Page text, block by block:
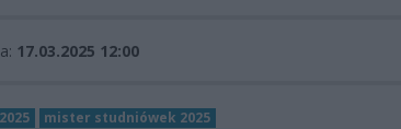
17.03.2025 12:00
mister studniówek 2025